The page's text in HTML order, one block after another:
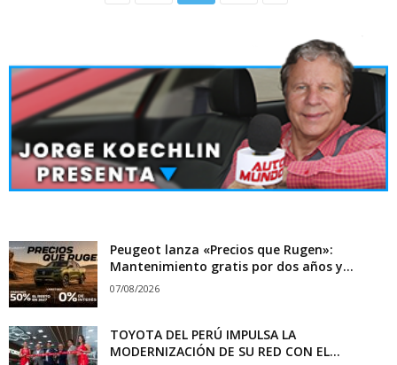
Peugeot lanza «Precios que Rugen»:
Mantenimiento gratis por dos años y...
07/08/2026
TOYOTA DEL PERÚ IMPULSA LA
MODERNIZACIÓN DE SU RED CON EL...